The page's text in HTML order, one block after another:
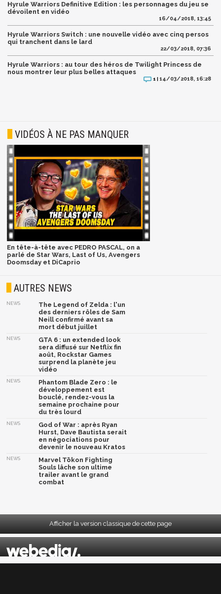
Hyrule Warriors Definitive Edition : les personnages du jeu se
dévoilent en vidéo
16/04/2018, 13:45
Hyrule Warriors Switch : une nouvelle vidéo avec cinq persos
qui tranchent dans le lard
22/03/2018, 07:36
Hyrule Warriors : au tour des héros de Twilight Princess de
nous montrer leur plus belles attaques
1 | 14/03/2018, 16:28
VIDÉOS À NE PAS MANQUER
En tête-à-tête avec PEDRO PASCAL, on a
parlé de Star Wars, Last of Us, Avengers
Doomsday et DiCaprio
AUTRES NEWS
NEWS
The Legend of Zelda : l'un
des derniers rôles de Sam
Neill confirmé avant sa
mort début juillet
NEWS
GTA 6 : un extended look
sera diffusé sur Netflix fin
août, Rockstar Games
surprend la planète jeu
vidéo
NEWS
Phantom Blade Zero : le
développement est
bouclé, rendez-vous la
semaine prochaine pour
du très lourd
NEWS
God of War : après Ryan
Hurst, Dave Bautista serait
en négociations pour
devenir le nouveau Kratos
NEWS
Marvel Tōkon Fighting
Souls lâche son ultime
trailer avant le grand
combat
Afficher la version classique de cette page